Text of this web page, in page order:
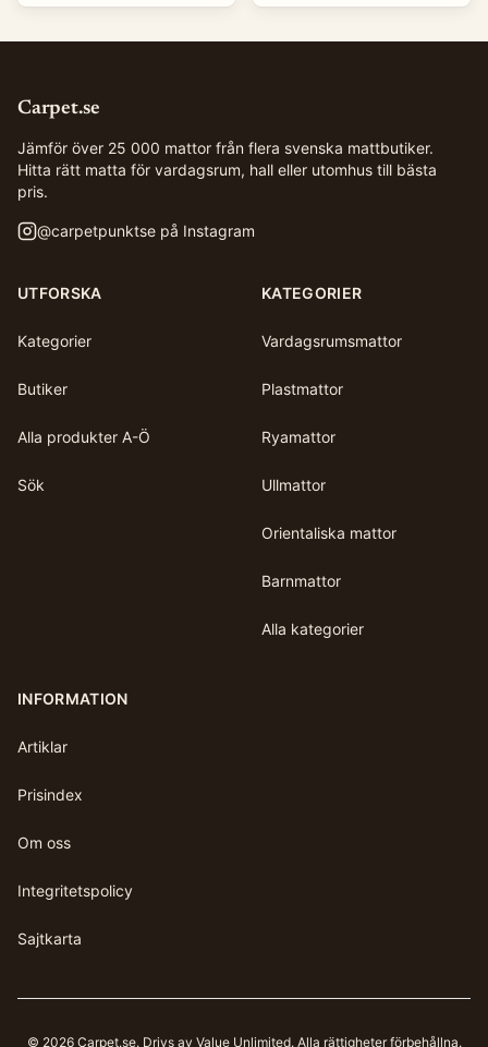
Carpet.se
Jämför över 25 000 mattor från flera svenska mattbutiker.
Hitta rätt matta för vardagsrum, hall eller utomhus till bästa
pris.
@carpetpunktse på Instagram
UTFORSKA
Kategorier
Butiker
Alla produkter A-Ö
Sök
KATEGORIER
Vardagsrumsmattor
Plastmattor
Ryamattor
Ullmattor
Orientaliska mattor
Barnmattor
Alla kategorier
INFORMATION
Artiklar
Prisindex
Om oss
Integritetspolicy
Sajtkarta
© 2026 Carpet.se. Drivs av Value Unlimited. Alla rättigheter förbehållna.